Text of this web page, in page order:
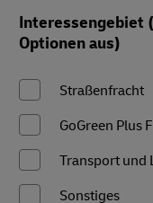
Interessengebiet
Optionen aus)
Straßenfracht
GoGreen Plus
Transport und
Sonstiges